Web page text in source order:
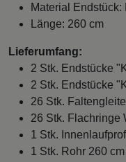
Material Endstück:
Länge: 260 cm
Lieferumfang:
2 Stk. Endstücke
2 Stk. Endstücke
26 Stk.
26 Stk. Flachringe
1 Stk.
1 Stk. Rohr 260